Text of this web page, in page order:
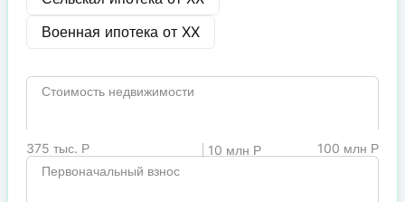
Военная ипотека от XX
Стоимость недвижимости
375 тыс. Р 10 млн Р
100 млн Р
Первоначальный взнос